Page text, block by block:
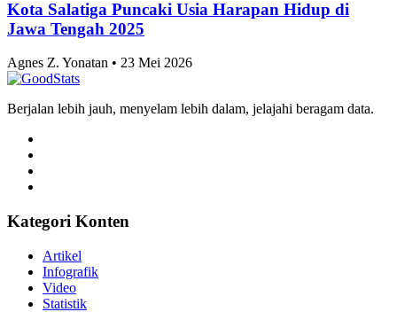
Kota Salatiga Puncaki Usia Harapan Hidup di
Jawa Tengah 2025
Agnes Z. Yonatan • 23 Mei 2026
Berjalan lebih jauh, menyelam lebih dalam, jelajahi beragam data.
Kategori Konten
Artikel
Infografik
Video
Statistik